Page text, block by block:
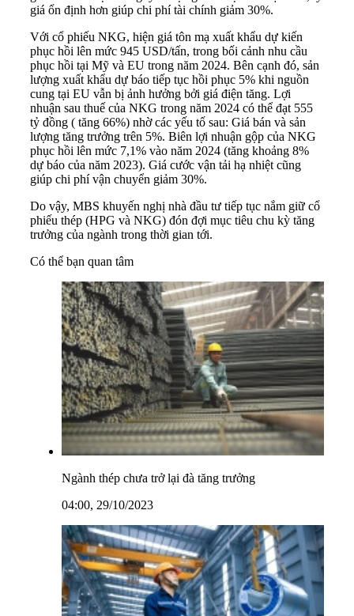
giá ổn định hơn giúp chi phí tài chính giảm 30%.
Với cổ phiếu NKG, hiện giá tôn mạ xuất khẩu dự kiến
phục hồi lên mức 945 USD/tấn, trong bối cảnh nhu cầu
phục hồi tại Mỹ và EU trong năm 2024. Bên cạnh đó, sản
lượng xuất khẩu dự báo tiếp tục hồi phục 5% khi nguồn
cung tại EU vẫn bị ảnh hưởng bởi giá điện tăng. Lợi
nhuận sau thuế của NKG trong năm 2024 có thể đạt 555
tỷ đồng ( tăng 66%) nhờ các yếu tố sau: Giá bán và sản
lượng tăng trưởng trên 5%. Biên lợi nhuận gộp của NKG
phục hồi lên mức 7,1% vào năm 2024 (tăng khoảng 8%
dự báo của năm 2023). Giá cước vận tải hạ nhiệt cũng
giúp chi phí vận chuyển giảm 30%.
Do vậy, MBS khuyến nghị nhà đầu tư tiếp tục nắm giữ cổ
phiếu thép (HPG và NKG) đón đợi mục tiêu chu kỳ tăng
trưởng của ngành trong thời gian tới.
Có thể bạn quan tâm
Ngành thép chưa trở lại đà tăng trưởng
04:00, 29/10/2023